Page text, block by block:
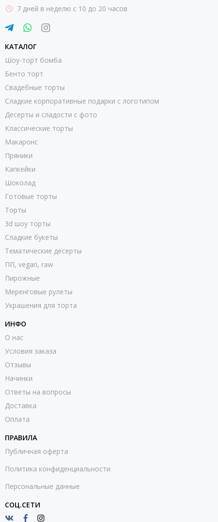
7 дней в неделю с 10 до 20 часов
КАТАЛОГ
Шоу-торт бомба
Бенто торт
Свадебные торты
Сладкие корпоративные подарки с логотипом
Десерты и сладости с фото
Классические торты
Макаронс
Пряники
Капкейки
Шоколад
Готовые торты
Торты
3d шоу торты
Сладкие букеты
Тематические десерты
ПП, vegan, raw
Пирожные
Меренговые рулеты
Украшения для торта
ИНФО
О нас
Условия заказа
Отзывы
Начинки
Ответы на вопросы
Доставка
Оплата
ПРАВИЛА
Публичная оферта
Политика конфиденциальности
Персональные данные
СОЦ.СЕТИ